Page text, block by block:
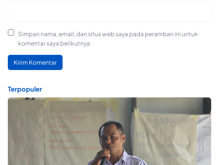
Simpan nama, email, dan situs web saya pada peramban ini untuk
komentar saya berikutnya.
Terpopuler